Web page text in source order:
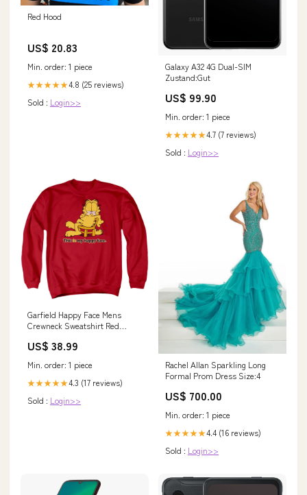
Red Hood
US$ 20.83
Min. order: 1 piece
★★★★★4.8 (25 reviews)
Sold : Login>>
Galaxy A32 4G Dual-SIM
Zustand:Gut
US$ 99.90
Min. order: 1 piece
★★★★★4.7 (7 reviews)
Sold : Login>>
Garfield Happy Face Mens
Crewneck Sweatshirt Red
since 1970
US$ 38.99
Min. order: 1 piece
★★★★★4.3 (17 reviews)
Sold : Login>>
Rachel Allan Sparkling Long
Formal Prom Dress Size:4
US$ 700.00
Min. order: 1 piece
★★★★★4.4 (16 reviews)
Sold : Login>>